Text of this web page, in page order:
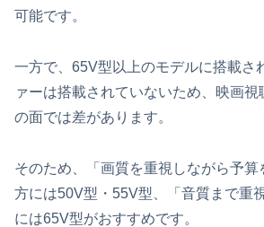
可能です。
一方で、65V型以上のモデルに搭載さ
ァーは搭載されていないため、映画視
の面では差があります。
そのため、「画質を重視しながら予算
方には50V型・55V型、「音質まで重
には65V型がおすすめです。